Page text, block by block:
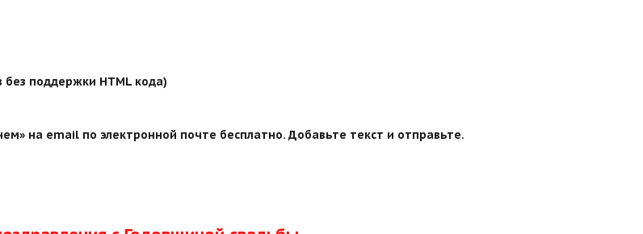
поддержки HTML кода)
на email по электронной почте бесплатно. Добавьте текст и отправьте.